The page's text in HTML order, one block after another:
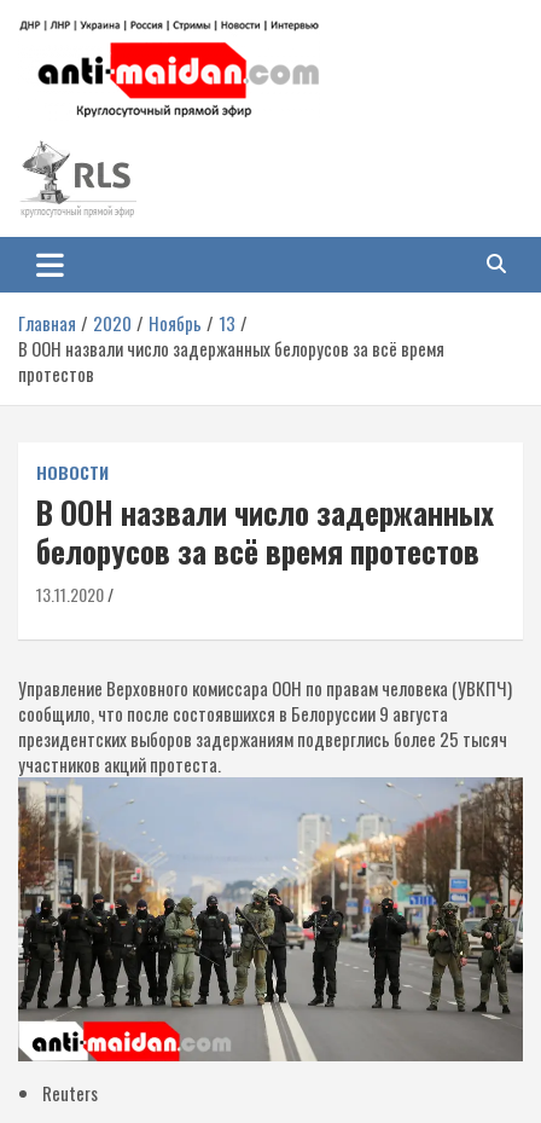
содержимому
Антимайдан: Гражданская война
на Украине
гражданской войне на Украине, включая события в Новороссии, ДНР,
ЛНР и других регионах.
Главная 2020 Ноябрь
13
В ООН назвали число задержанных белорусов за всё время
протестов
НОВОСТИ
В ООН назвали число задержанных
белорусов за всё время протестов
13.11.2020
Управление Верховного комиссара ООН по правам человека (УВКПЧ)
сообщило, что после состоявшихся в Белоруссии 9 августа
президентских выборов задержаниям подверглись более 25 тысяч
участников акций протеста.
Reuters